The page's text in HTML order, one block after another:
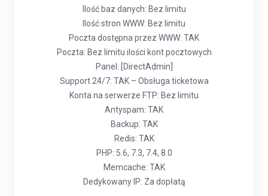
Ilość baz danych: Bez limitu
Ilość stron WWW: Bez limitu
Poczta dostępna przez WWW: TAK
Poczta: Bez limitu ilości kont pocztowych
Panel: [DirectAdmin]
Support 24/7: TAK – Obsługa ticketowa
Konta na serwerze FTP: Bez limitu
Antyspam: TAK
Backup: TAK
Redis: TAK
PHP: 5.6, 7.3, 7.4, 8.0
Memcache: TAK
Dedykowany IP: Za dopłatą